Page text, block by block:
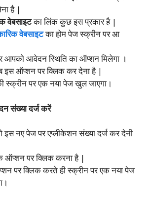
है |
वेबसाइटका लिंक कुछ इस प्रकार है |
वेबसाइटका होम पेज स्क्रीन पर आ
आपको आवेदन स्थिति का ऑप्शन मिलेगा ।
ऑप्शन पर क्लिक कर देना है |
स्क्रीन पर एक नया पेज खुल जाएगा।
संख्या दर्ज करें
नए पेज पर एप्लीकेशन संख्या दर्ज कर देनी
ऑप्शन पर क्लिक करना है |
पर क्लिक करते ही स्क्रीन पर एक नया पेज